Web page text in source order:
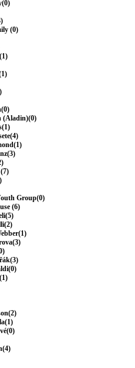
(0)
(Aladin)(0)
Group(0)
(6)